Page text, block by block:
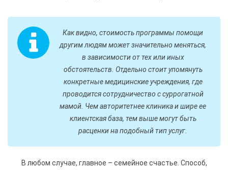
Как видно, стоимость программы помощи
другим людям может значительно меняться,
в зависимости от тех или иных
обстоятельств. Отдельно стоит упомянуть
конкретные медицинские учреждения, где
проводится сотрудничество с суррогатной
мамой. Чем авторитетнее клиника и шире ее
клиентская база, тем выше могут быть
расценки на подобный тип услуг.
В любом случае, главное – семейное счастье. Способ,